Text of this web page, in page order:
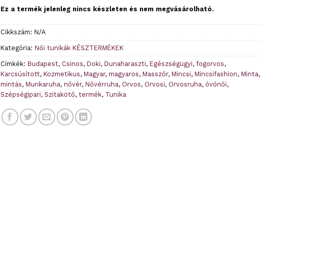
Ez a termék jelenleg nincs készleten és nem megvásárolható.
Cikkszám: N/A
Kategória: Női tunikák KÉSZTERMÉKEK
Címkék: Budapest, Csinos, Doki, Dunaharaszti, Egészségügyi, fogorvos,
Karcsúsított, Kozmetikus, Magyar, magyaros, Masszőr, Mincsi, Mincsifashion, Minta,
mintás, Munkaruha, nővér, Nővérruha, Orvos, Orvosi, Orvosruha, óvónői,
Szépségipari, Szitakötő, termék, Tunika